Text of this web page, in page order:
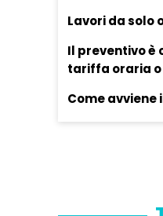
Lavori da solo
Il preventivo è
tariffa oraria o
Come